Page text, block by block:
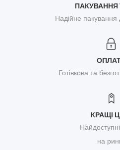
ПАКУВАННЯ
Надійне
Готівкова та
КРАЩІ
на